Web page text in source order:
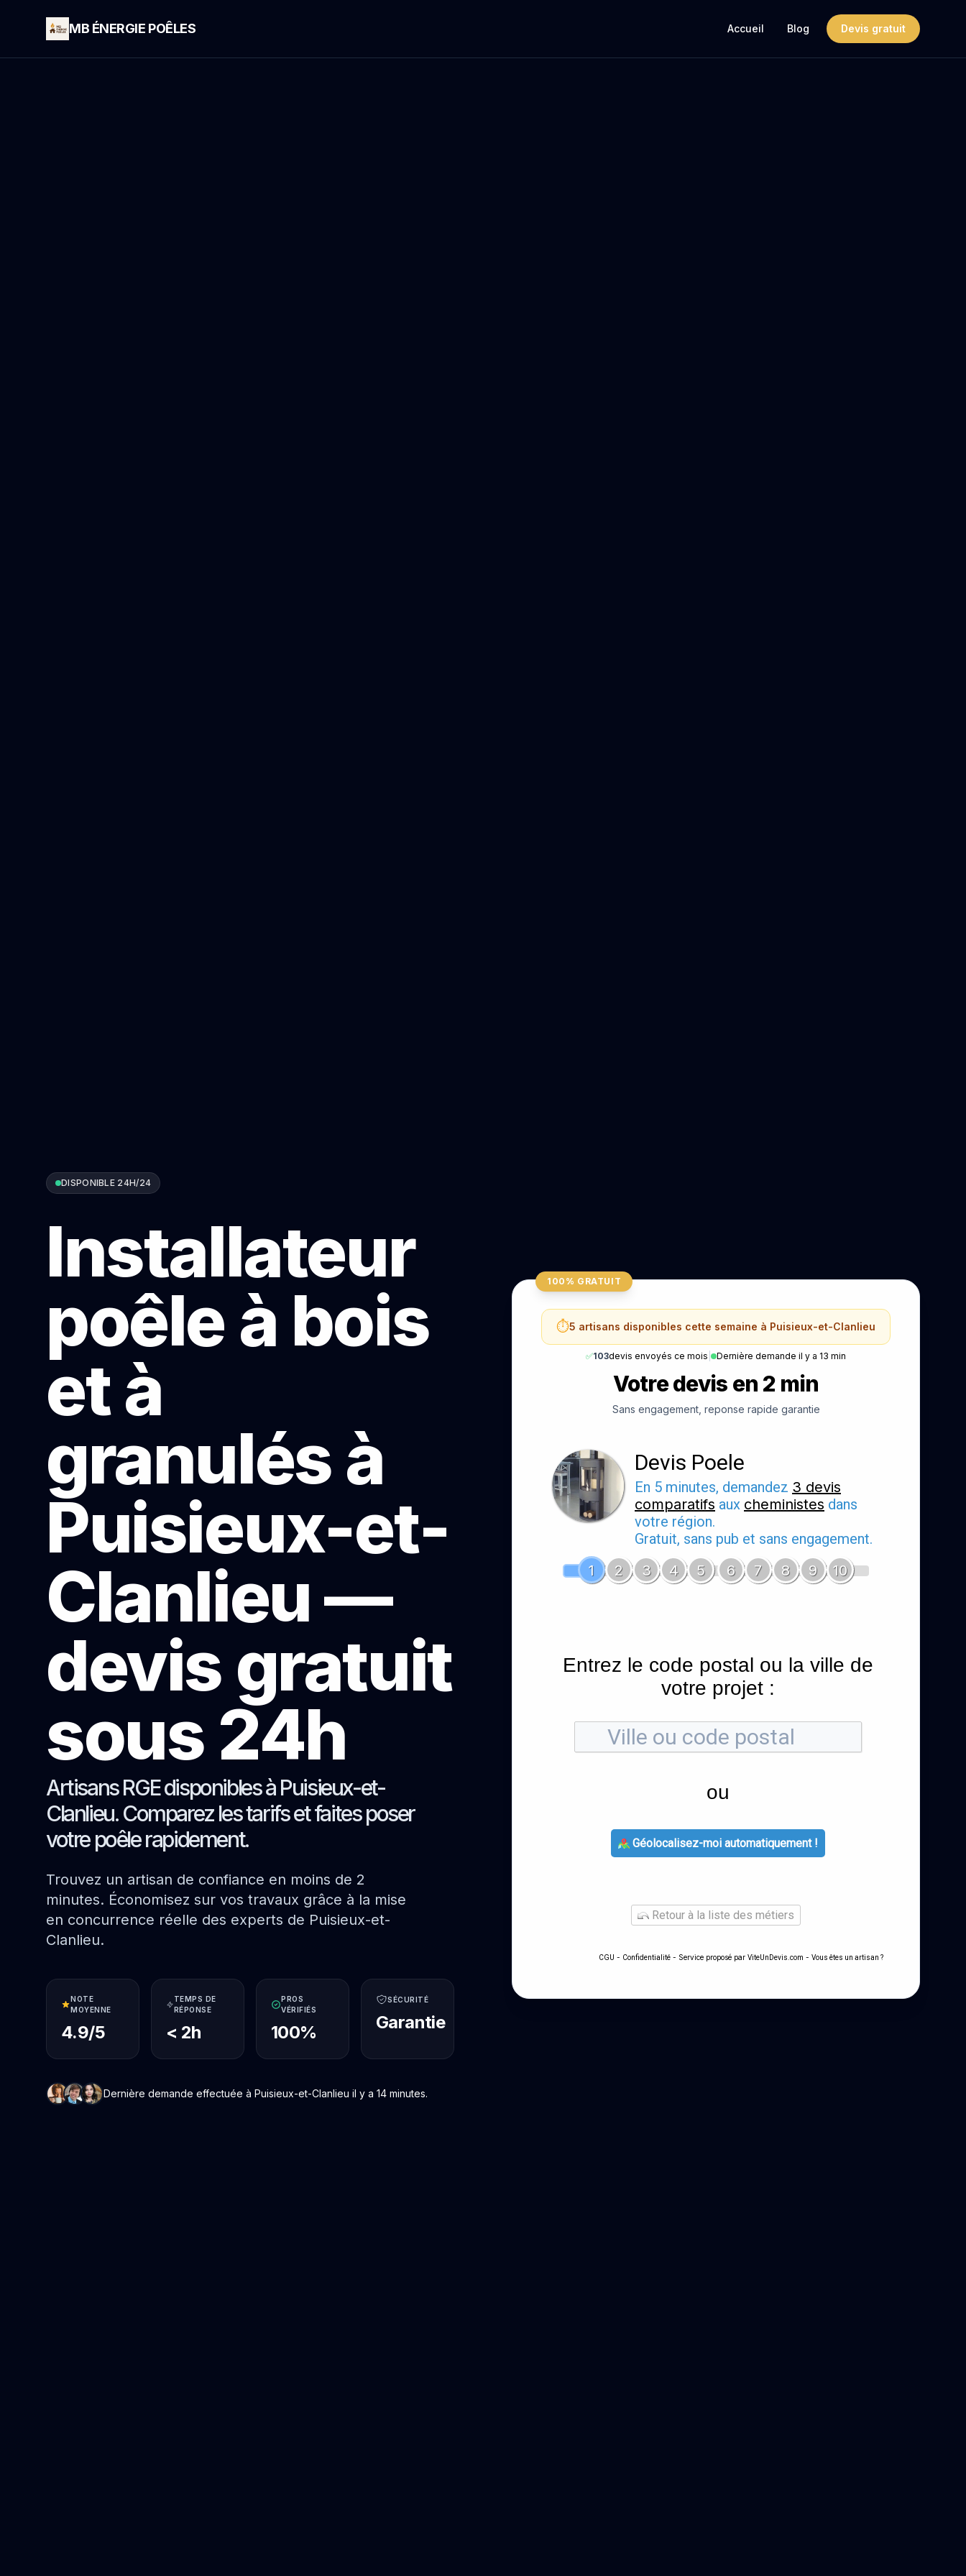
MB ÉNERGIE POÊLES Accueil Blog Devis gratuit
DISPONIBLE 24H/24
Installateur
poêle à bois
et à
granulés à
Puisieux-et-
Clanlieu —
devis gratuit
sous 24h
Artisans RGE disponibles à Puisieux-et-
Clanlieu. Comparez les tarifs et faites poser
votre poêle rapidement.
Trouvez un artisan de confiance en moins de 2
minutes. Économisez sur vos travaux grâce à la mise
en concurrence réelle des experts de Puisieux-et-
Clanlieu.
NOTE
MOYENNE
4.9/5
TEMPS DE
RÉPONSE
< 2h
PROS
VÉRIFIÉS
100%
SÉCURITÉ
Garantie
Dernière demande effectuée à Puisieux-et-Clanlieu il y a 14 minutes.
100% GRATUIT
⏱️5 artisans disponibles cette semaine à Puisieux-et-Clanlieu
✅103devis envoyés ce mois Dernière demande il y a 13 min
Votre devis en 2 min
Sans engagement, reponse rapide garantie
Devis Poele
En 5 minutes, demandez 3 devis
comparatifs aux cheministes dans
votre région.
Gratuit, sans pub et sans engagement.
1
2 3 4 5 6 7 8 9 10
Entrez le code postal ou la ville de
votre projet :
ou
Géolocalisez-moi automatiquement !
Retour à la liste des métiers
CGU - Confidentialité - Service proposé par ViteUnDevis.com - Vous êtes un artisan ?